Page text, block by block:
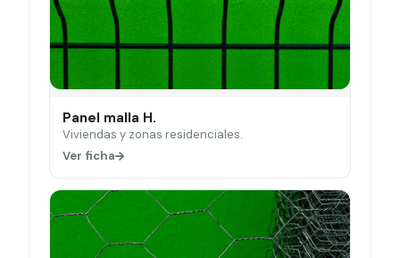
Panel malla H.
Viviendas y zonas residenciales.
Ver ficha